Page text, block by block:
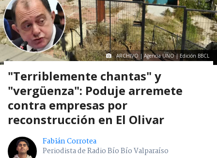
ARCHIVO | Agencia UNO | Edición BBCL
"Terriblemente chantas" y
"vergüenza": Poduje arremete
contra empresas por
reconstrucción en El Olivar
Fabián Corrotea
Periodista de Radio Bío Bío Valparaíso